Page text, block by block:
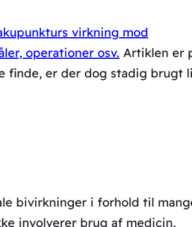
virkning mod
operationer osv. Artiklen er
finde, er der dog stadig brugt
bivirkninger i forhold til
involverer brug af medicin,